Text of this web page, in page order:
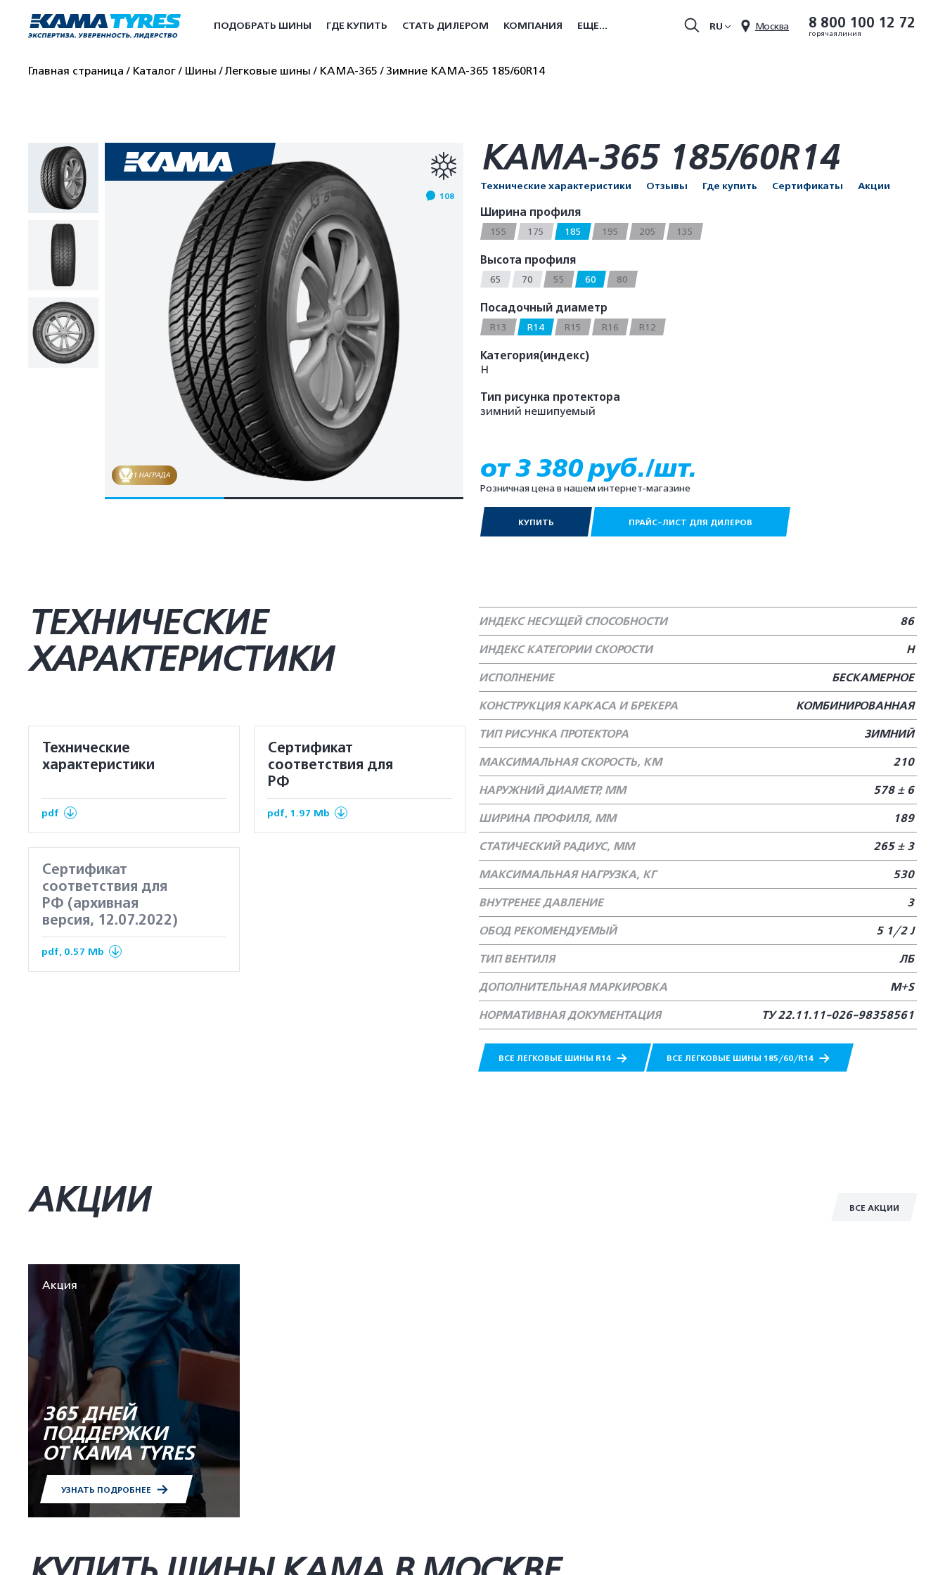
8 800 100 12 72
горячая линия
Москва
RU
ПОДОБРАТЬ ШИНЫ ГДЕ КУПИТЬ СТАТЬ ДИЛЕРОМ КОМПАНИЯ ЕЩЕ...
Главная страница Каталог Шины Легковые шины КАМА-365 Зимние КАМА-365 185/60R14
108
1 НАГРАДА
КАМА-365 185/60R14
Технические характеристики Отзывы Где купить Сертификаты Акции
Ширина профиля
155 175 185 195 205 135
Высота профиля
65 70 55 60 80
Посадочный диаметр
R13 R14 R15 R16 R12
Категория(индекс)
H
Тип рисунка протектора
зимний нешипуемый
от 3 380 руб./шт.
Розничная цена в нашем интернет-магазине
КУПИТЬ ПРАЙС-ЛИСТ ДЛЯ ДИЛЕРОВ
ТЕХНИЧЕСКИЕ
ХАРАКТЕРИСТИКИ
Технические
характеристики
pdf
Сертификат
соответствия для
РФ
pdf, 1.97 Mb
Сертификат
соответствия для
РФ (архивная
версия, 12.07.2022)
pdf, 0.57 Mb
ИНДЕКС НЕСУЩЕЙ СПОСОБНОСТИ
86
ИНДЕКС КАТЕГОРИИ СКОРОСТИ
H
ИСПОЛНЕНИЕ
БЕСКАМЕРНОЕ
КОНСТРУКЦИЯ КАРКАСА И БРЕКЕРА
КОМБИНИРОВАННАЯ
ТИП РИСУНКА ПРОТЕКТОРА
ЗИМНИЙ
МАКСИМАЛЬНАЯ СКОРОСТЬ, КМ
210
НАРУЖНИЙ ДИАМЕТР, ММ
578 ± 6
ШИРИНА ПРОФИЛЯ, ММ
189
СТАТИЧЕСКИЙ РАДИУС, ММ
265 ± 3
МАКСИМАЛЬНАЯ НАГРУЗКА, КГ
530
ВНУТРЕНЕЕ ДАВЛЕНИЕ
3
ОБОД РЕКОМЕНДУЕМЫЙ
5 1/2 J
ТИП ВЕНТИЛЯ
ЛБ
ДОПОЛНИТЕЛЬНАЯ МАРКИРОВКА
M+S
НОРМАТИВНАЯ ДОКУМЕНТАЦИЯ
TУ 22.11.11-026-98358561
ВСЕ ЛЕГКОВЫЕ ШИНЫ R14 ВСЕ ЛЕГКОВЫЕ ШИНЫ 185/60/R14
ВСЕ АКЦИИ
АКЦИИ
Акция
365 ДНЕЙ
ПОДДЕРЖКИ
ОТ KAMA TYRES
УЗНАТЬ ПОДРОБНЕЕ